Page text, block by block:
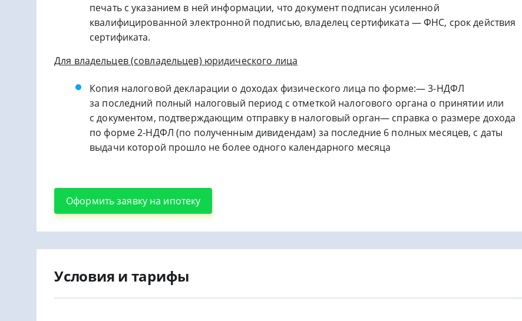
печать с указанием в ней информации, что документ подписан усиленной
квалифицированной электронной подписью, владелец сертификата — ФНС, срок действия
сертификата.
Для владельцев (совладельцев) юридического лица
Копия налоговой декларации о доходах физического лица по форме:— 3-НДФЛ
за последний полный налоговый период с отметкой налогового органа о принятии или
с документом, подтверждающим отправку в налоговый орган— справка о размере дохода
по форме 2-НДФЛ (по полученным дивидендам) за последние 6 полных месяцев, с даты
выдачи которой прошло не более одного календарного месяца
Оформить заявку на ипотеку
Условия и тарифы